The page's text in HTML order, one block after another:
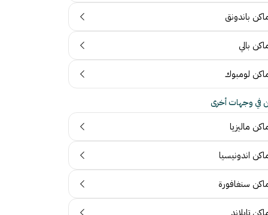
باندونق
بالي
لومبوك
في وجهات أخرى
ماليزيا
اندونيسيا
سنغافورة